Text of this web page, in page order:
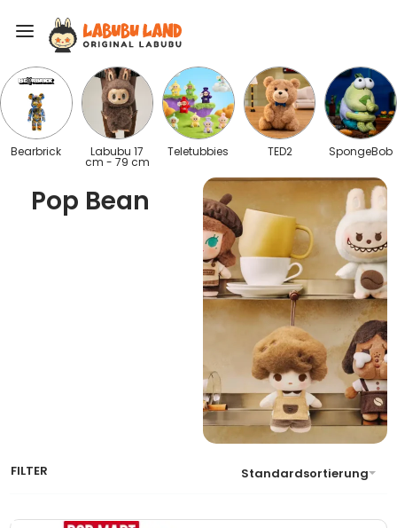
Bearbrick Labubu 17
cm - 79 cm
Teletubbies TED2 SpongeBob
Pop Bean
Standardsortierung
FILTER